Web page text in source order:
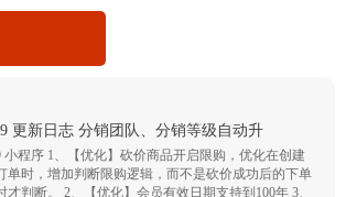
更新日志 分销团队、分销等级自动升
小程序 1、【优化】砍价商品开启限购，优化在创建
单时，增加判断限购逻辑，而不是砍价成功后的下单
才判断。 2、【优化】会员有效日期支持到100年 3、